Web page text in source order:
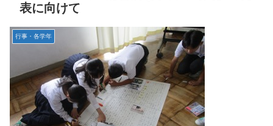
表に向けて
行事・各学年